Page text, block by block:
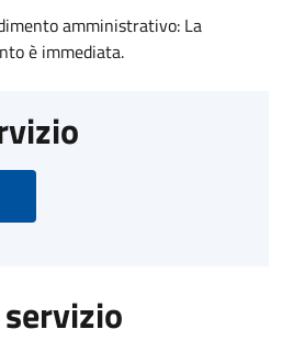
amministrativo: La
è immediata.